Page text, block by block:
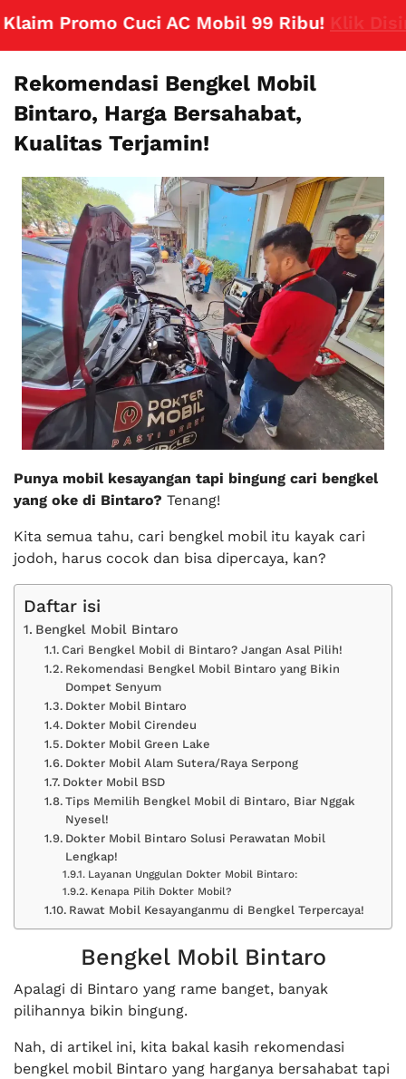
Promo Cuci AC Mobil 99 Ribu!Klik Disini
Rekomendasi Bengkel Mobil
Bintaro, Harga Bersahabat,
Kualitas Terjamin!
Punya mobil kesayangan tapi bingung cari bengkel
yang oke di Bintaro? Tenang!
Kita semua tahu, cari bengkel mobil itu kayak cari
jodoh, harus cocok dan bisa dipercaya, kan?
Daftar isi
Bengkel Mobil Bintaro
Cari Bengkel Mobil di Bintaro? Jangan Asal Pilih!
Rekomendasi Bengkel Mobil Bintaro yang Bikin
Dompet Senyum
Dokter Mobil Bintaro
Dokter Mobil Cirendeu
Dokter Mobil Green Lake
Dokter Mobil Alam Sutera/Raya Serpong
Dokter Mobil BSD
Tips Memilih Bengkel Mobil di Bintaro, Biar Nggak
Nyesel!
Dokter Mobil Bintaro Solusi Perawatan Mobil
Lengkap!
Layanan Unggulan Dokter Mobil Bintaro:
Kenapa Pilih Dokter Mobil?
Rawat Mobil Kesayanganmu di Bengkel Terpercaya!
Bengkel Mobil Bintaro
Apalagi di Bintaro yang rame banget, banyak
pilihannya bikin bingung.
Nah, di artikel ini, kita bakal kasih rekomendasi
bengkel mobil Bintaro yang harganya bersahabat tapi